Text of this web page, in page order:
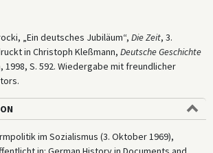
„Ein deutsches Jubiläum“, Die Zeit, 3.
in Christoph Kleßmann, Deutsche Geschichte
1998, S. 592. Wiedergabe mit freundlicher
im Sozialismus (3. Oktober 1969),